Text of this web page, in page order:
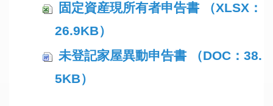
固定資産現所有者申告書 （XLSX：
26.9KB）
未登記家屋異動申告書 （DOC：38.
5KB）